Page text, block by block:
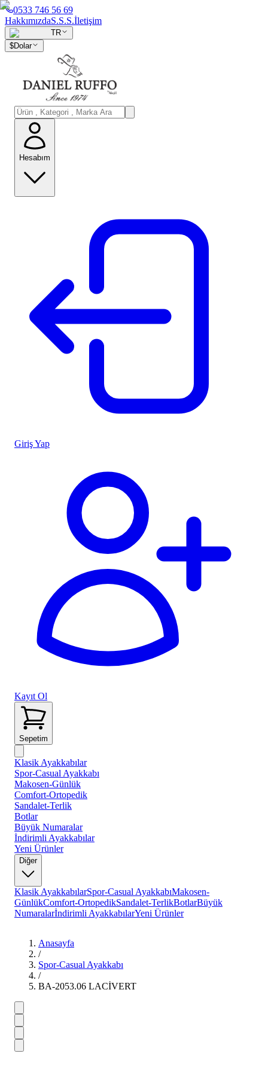
0533 746 56 69
HakkımızdaS.S.S.İletişim
TR
$Dolar
Hesabım
Giriş Yap
Kayıt Ol
Sepetim
Klasik Ayakkabılar
Spor-Casual Ayakkabı
Makosen-Günlük
Comfort-Ortopedik
Sandalet-Terlik
Botlar
Büyük Numaralar
İndirimli Ayakkabılar
Yeni Ürünler
Diğer
Klasik AyakkabılarSpor-Casual AyakkabıMakosen-
GünlükComfort-OrtopedikSandalet-TerlikBotlarBüyük
Numaralarİndirimli AyakkabılarYeni Ürünler
Anasayfa
/
Spor-Casual Ayakkabı
/
BA-2053.06 LACİVERT